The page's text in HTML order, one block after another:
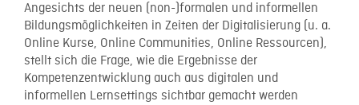
Angesichts der neuen (non-)formalen und informellen
Bildungsmöglichkeiten in Zeiten der Digitalisierung (u. a.
Online Kurse, Online Communities, Online Ressourcen),
stellt sich die Frage, wie die Ergebnisse der
Kompetenzentwicklung auch aus digitalen und
informellen Lernsettings sichtbar gemacht werden